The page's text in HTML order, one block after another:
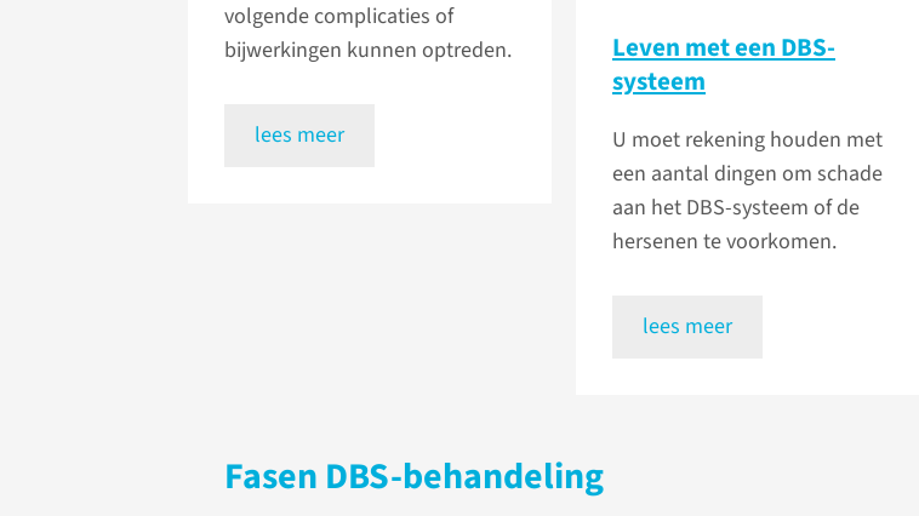
volgende complicaties of
bijwerkingen kunnen optreden.
lees meer
Leven met een DBS-
systeem
U moet rekening houden met
een aantal dingen om schade
aan het DBS-systeem of de
hersenen te voorkomen.
lees meer
Fasen DBS-behandeling